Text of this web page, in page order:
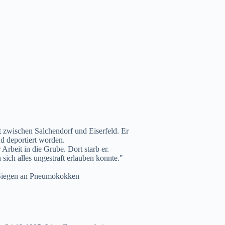
Salchendorf und Eiserfeld. Er
deportiert worden.
in die Grube. Dort starb er.
alles ungestraft erlauben konnte."
an Pneumokokken